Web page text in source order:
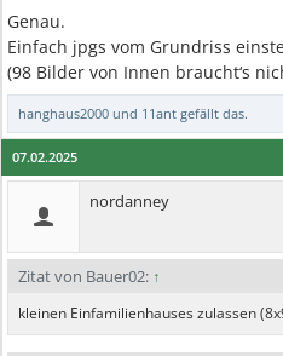
Genau.
Einfach jpgs vom Grundriss
(98 Bilder von Innen braucht‘s
hanghaus2000 und 11ant gefällt das.
07.02.2025
nordanney
Zitat von Bauer02: ↑
kleinen Einfamilienhauses zulassen